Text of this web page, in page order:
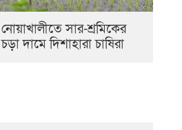
নোয়াখালীতে সার-শ্রমিকের
চড়া দামে দিশাহারা চাষিরা